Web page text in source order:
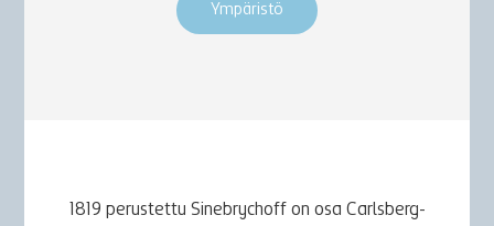
Ympäristö
1819 perustettu Sinebrychoff on osa Carlsberg-